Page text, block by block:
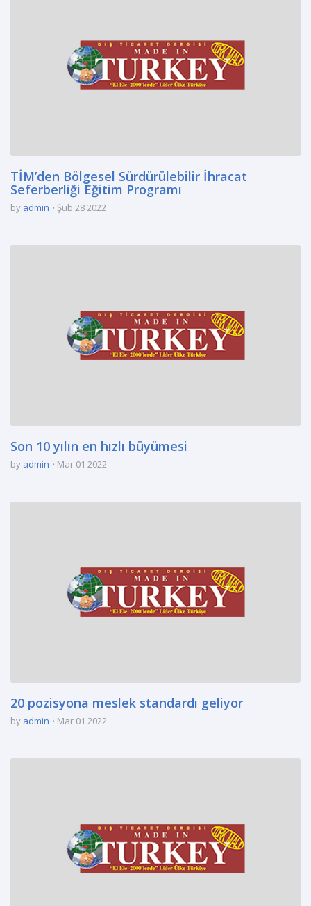
TİM’den Bölgesel Sürdürülebilir İhracat
Seferberliği Eğitim Programı
by admin Şub 28 2022
Son 10 yılın en hızlı büyümesi
by admin Mar 01 2022
20 pozisyona meslek standardı geliyor
by admin Mar 01 2022